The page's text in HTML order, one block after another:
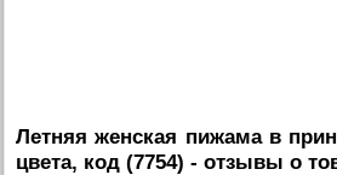
Летняя женская пижама в
цвета, код (7754) - отзывы о